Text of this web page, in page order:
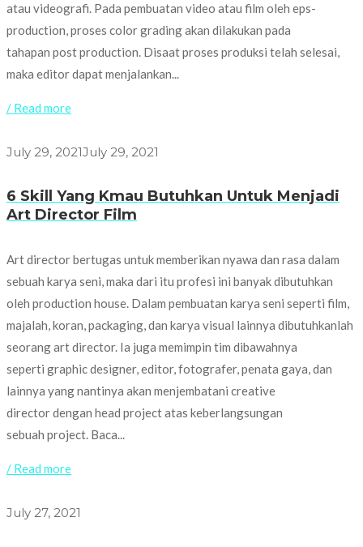
atau videografi. Pada pembuatan video atau film oleh eps-
production, proses color grading akan dilakukan pada
tahapan post production. Disaat proses produksi telah selesai,
maka editor dapat menjalankan...
/ Read more
July 29, 2021July 29, 2021
6 Skill Yang Kmau Butuhkan Untuk Menjadi
Art Director Film
Art director bertugas untuk memberikan nyawa dan rasa dalam
sebuah karya seni, maka dari itu profesi ini banyak dibutuhkan
oleh production house. Dalam pembuatan karya seni seperti film,
majalah, koran, packaging, dan karya visual lainnya dibutuhkanlah
seorang art director. Ia juga memimpin tim dibawahnya
seperti graphic designer, editor, fotografer, penata gaya, dan
lainnya yang nantinya akan menjembatani creative
director dengan head project atas keberlangsungan
sebuah project. Baca...
/ Read more
July 27, 2021